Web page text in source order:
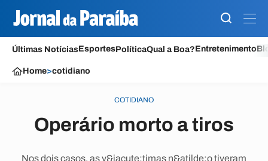
Últimas NotíciasEsportesPolíticaQual a Boa?Entretenimento
Home>cotidiano
COTIDIANO
Operário morto a tiros
Nos dois casos, as v&iacute;timas n&atilde;o tiveram